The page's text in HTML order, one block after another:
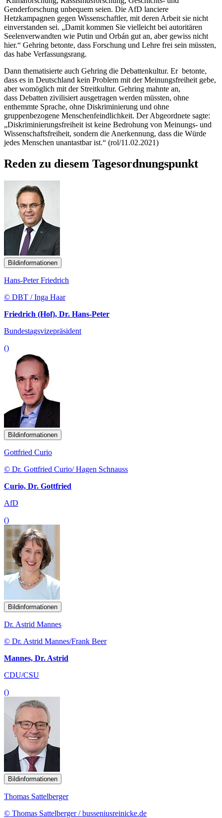
Genderforschung unbequem seien. Die AfD lanciere
Hetzkampagnen gegen Wissenschaftler, mit deren Arbeit sie nicht
einverstanden sei. „Damit kommen Sie vielleicht bei autoritären
Seelenverwandten wie Putin und Orbán gut an, aber gewiss nicht
hier.“ Gehring betonte, dass Forschung und Lehre frei sein müssten,
das habe Verfassungsrang.
Dann thematisierte auch Gehring die Debattenkultur. Er betonte,
dass es in Deutschland kein Problem mit der Meinungsfreiheit gebe,
aber womöglich mit der Streitkultur. Gehring mahnte an,
dass Debatten zivilisiert ausgetragen werden müssten, ohne
enthemmte Sprache, ohne Diskriminierung und ohne
gruppenbezogene Menschenfeindlichkeit. Der Abgeordnete sagte:
„Diskriminierungsfreiheit ist keine Bedrohung von Meinungs- und
Wissenschaftsfreiheit, sondern die Anerkennung, dass die Würde
jedes Menschen unantastbar ist.“ (rol/11.02.2021)
Reden zu diesem Tagesordnungspunkt
Bildinformationen
Hans-Peter Friedrich
© DBT / Inga Haar
Friedrich (Hof), Dr. Hans-Peter
Bundestagsvizepräsident
()
Bildinformationen
Gottfried Curio
© Dr. Gottfried Curio/ Hagen Schnauss
Curio, Dr. Gottfried
AfD
()
Bildinformationen
Dr. Astrid Mannes
© Dr. Astrid Mannes/Frank Beer
Mannes, Dr. Astrid
CDU/CSU
()
Bildinformationen
Thomas Sattelberger
© Thomas Sattelberger / busseniusreinicke.de